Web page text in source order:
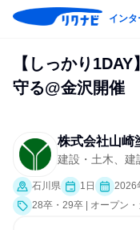
インタ
【しっかり
守る@金沢開催
株式会社山
建設・土木、建
石川県 1日
2026
28卒・29卒 | オープン